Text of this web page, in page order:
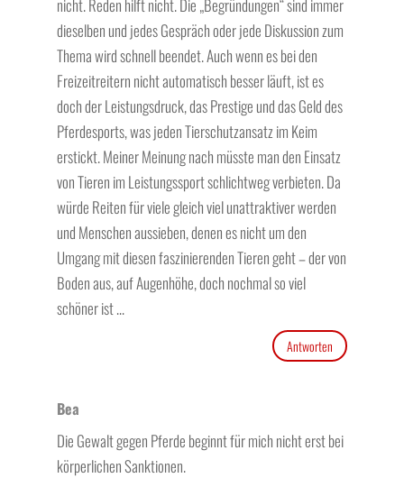
nicht. Reden hilft nicht. Die „Begründungen“ sind immer
dieselben und jedes Gespräch oder jede Diskussion zum
Thema wird schnell beendet. Auch wenn es bei den
Freizeitreitern nicht automatisch besser läuft, ist es
doch der Leistungsdruck, das Prestige und das Geld des
Pferdesports, was jeden Tierschutzansatz im Keim
erstickt. Meiner Meinung nach müsste man den Einsatz
von Tieren im Leistungssport schlichtweg verbieten. Da
würde Reiten für viele gleich viel unattraktiver werden
und Menschen aussieben, denen es nicht um den
Umgang mit diesen faszinierenden Tieren geht – der von
Boden aus, auf Augenhöhe, doch nochmal so viel
schöner ist …
Antworten
Bea
Die Gewalt gegen Pferde beginnt für mich nicht erst bei
körperlichen Sanktionen.